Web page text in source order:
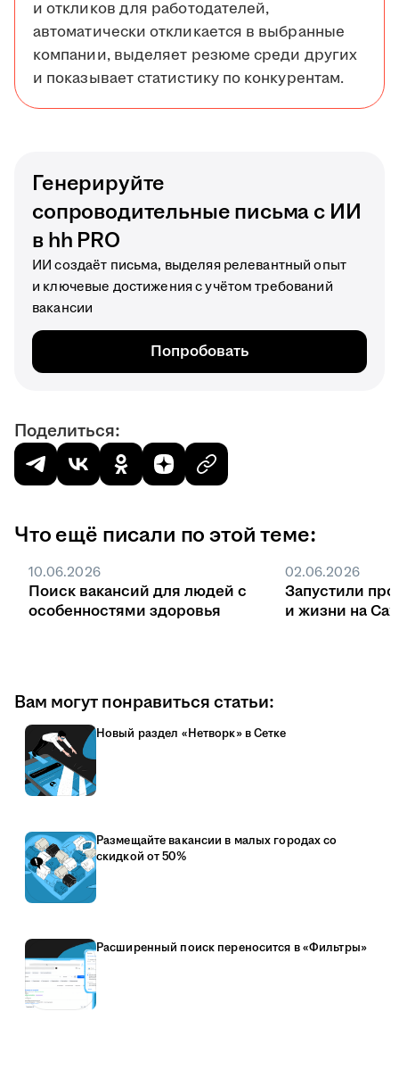
и откликов для работодателей,
автоматически откликается в выбранные
компании, выделяет резюме среди других
и показывает статистику по конкурентам.
Генерируйте
сопроводительные письма с ИИ
в hh PRO
ИИ создаёт письма, выделяя релевантный опыт
и ключевые достижения с учётом требований
вакансии
Попробовать
Поделиться:
Что ещё писали по этой теме:
10.06.2026
Поиск вакансий для людей с
особенностями здоровья
02.06.2026
Запустили
и жизни на
Вам могут понравиться статьи:
Новый раздел «Нетворк» в Сетке
Размещайте вакансии в малых городах со
скидкой от 50%
Расширенный поиск переносится в «Фильтры»